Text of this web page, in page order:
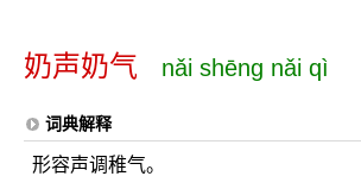
奶声奶气 nǎi shēng nǎi qì
词典解释
形容声调稚气。